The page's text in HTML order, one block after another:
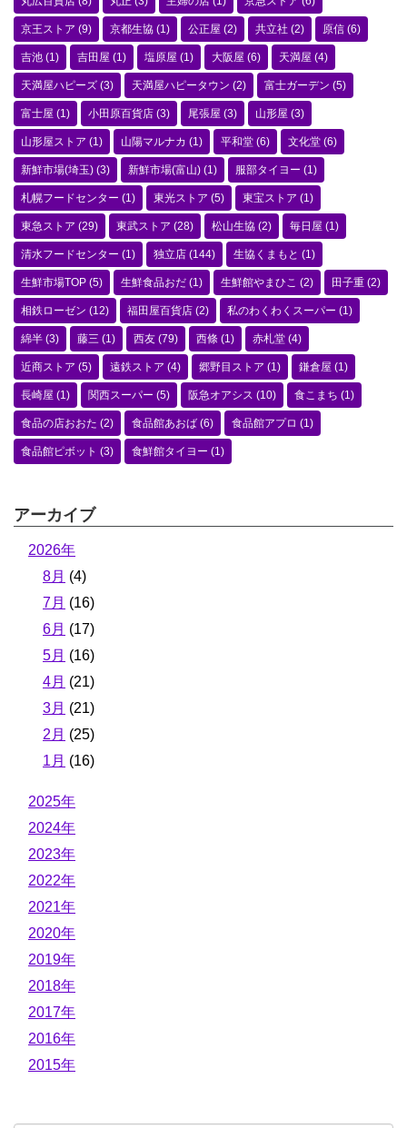
京王ストア (9) 京都生協 (1) 公正屋 (2) 共立社 (2) 原信 (6)
吉池 (1) 吉田屋 (1) 塩原屋 (1) 大阪屋 (6) 天満屋 (4)
天満屋ハピーズ (3) 天満屋ハピータウン (2) 富士ガーデン (5)
富士屋 (1) 小田原百貨店 (3) 尾張屋 (3) 山形屋 (3)
山形屋ストア (1) 山陽マルナカ (1) 平和堂 (6) 文化堂 (6)
新鮮市場(埼玉) (3) 新鮮市場(富山) (1) 服部タイヨー (1)
札幌フードセンター (1) 東光ストア (5) 東宝ストア (1)
東急ストア (29) 東武ストア (28) 松山生協 (2) 毎日屋 (1)
清水フードセンター (1) 独立店 (144) 生協くまもと (1)
生鮮市場TOP (5) 生鮮食品おだ (1) 生鮮館やまひこ (2) 田子重 (2)
相鉄ローゼン (12) 福田屋百貨店 (2) 私のわくわくスーパー (1)
綿半 (3) 藤三 (1) 西友 (79) 西條 (1) 赤札堂 (4)
近商ストア (5) 遠鉄ストア (4) 郷野目ストア (1) 鎌倉屋 (1)
長崎屋 (1) 関西スーパー (5) 阪急オアシス (10) 食こまち (1)
食品の店おおた (2) 食品館あおば (6) 食品館アプロ (1)
食品館ピボット (3) 食鮮館タイヨー (1)
アーカイブ
2026年
8月 (4)
7月 (16)
6月 (17)
5月 (16)
4月 (21)
3月 (21)
2月 (25)
1月 (16)
2025年
2024年
2023年
2022年
2021年
2020年
2019年
2018年
2017年
2016年
2015年